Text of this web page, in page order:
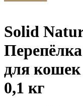
Solid
для кошек
0,1 кг